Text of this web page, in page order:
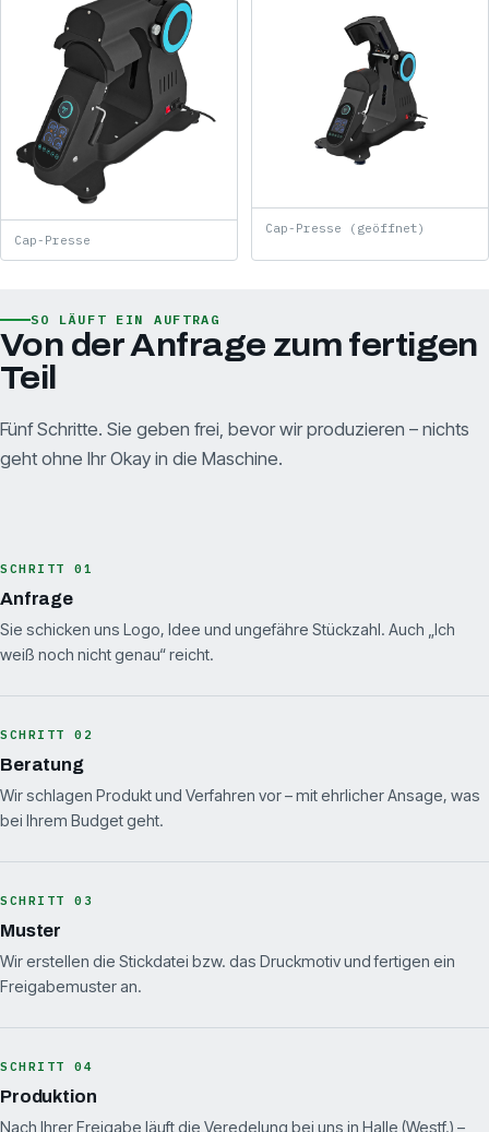
Cap-Presse
Cap-Presse (geöffnet)
SO LÄUFT EIN AUFTRAG
Von der Anfrage zum fertigen
Teil
Fünf Schritte. Sie geben frei, bevor wir produzieren – nichts
geht ohne Ihr Okay in die Maschine.
SCHRITT 01
Anfrage
Sie schicken uns Logo, Idee und ungefähre Stückzahl. Auch „Ich
weiß noch nicht genau“ reicht.
SCHRITT 02
Beratung
Wir schlagen Produkt und Verfahren vor – mit ehrlicher Ansage, was
bei Ihrem Budget geht.
SCHRITT 03
Muster
Wir erstellen die Stickdatei bzw. das Druckmotiv und fertigen ein
Freigabemuster an.
SCHRITT 04
Produktion
Nach Ihrer Freigabe läuft die Veredelung bei uns in Halle (Westf.) –